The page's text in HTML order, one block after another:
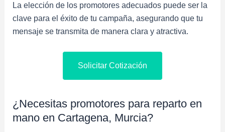
La elección de los promotores adecuados puede ser la
clave para el éxito de tu campaña, asegurando que tu
mensaje se transmita de manera clara y atractiva.
Solicitar Cotización
¿Necesitas promotores para reparto en
mano en Cartagena, Murcia?